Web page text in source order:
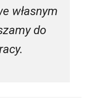
własnym
do